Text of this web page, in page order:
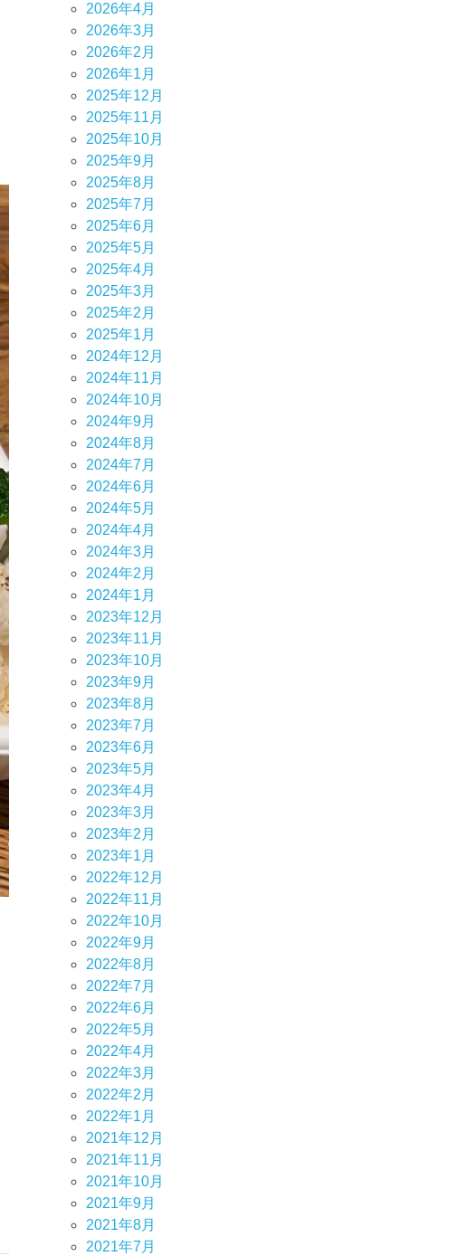
2026年4月
2026年3月
2026年2月
2026年1月
2025年12月
2025年11月
2025年10月
2025年9月
2025年8月
2025年7月
2025年6月
2025年5月
2025年4月
2025年3月
2025年2月
2025年1月
2024年12月
2024年11月
2024年10月
2024年9月
2024年8月
2024年7月
2024年6月
2024年5月
2024年4月
2024年3月
2024年2月
2024年1月
2023年12月
2023年11月
2023年10月
2023年9月
2023年8月
2023年7月
2023年6月
2023年5月
2023年4月
2023年3月
2023年2月
2023年1月
2022年12月
2022年11月
2022年10月
2022年9月
2022年8月
2022年7月
2022年6月
2022年5月
2022年4月
2022年3月
2022年2月
2022年1月
2021年12月
2021年11月
2021年10月
2021年9月
2021年8月
2021年7月